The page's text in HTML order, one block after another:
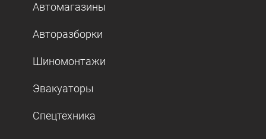
Автомагазины
Авторазборки
Шиномонтажи
Эвакуаторы
Спецтехника